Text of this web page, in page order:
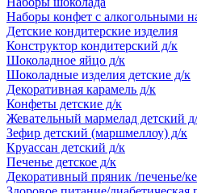
Наборы конфет с алкогольными
Детские кондитерские изделия
Конструктор кондитерский д/к
Шоколадное яйцо д/к
Шоколадные изделия детские д/к
Декоративная карамель д/к
Конфеты детские д/к
Жевательный мармелад детский
Зефир детский (маршмеллоу) д/к
Круассан детский д/к
Печенье детское д/к
Декоративный пряник /печенье/